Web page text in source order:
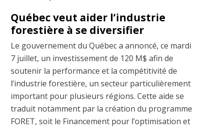
Québec veut aider l’industrie
forestière à se diversifier
Le gouvernement du Québec a annoncé, ce mardi
7 juillet, un investissement de 120 M$ afin de
soutenir la performance et la compétitivité de
l’industrie forestière, un secteur particulièrement
important pour plusieurs régions. Cette aide se
traduit notamment par la création du programme
FORET, soit le Financement pour l’optimisation et